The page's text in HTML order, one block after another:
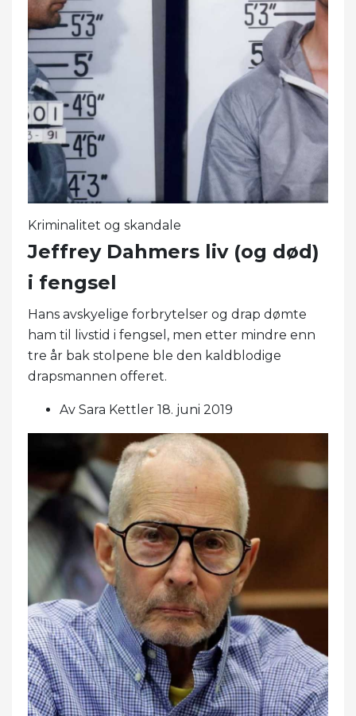
Kriminalitet og skandale
Jeffrey Dahmers liv (og død)
i fengsel
Hans avskyelige forbrytelser og drap dømte
ham til livstid i fengsel, men etter mindre enn
tre år bak stolpene ble den kaldblodige
drapsmannen offeret.
Av Sara Kettler 18. juni 2019